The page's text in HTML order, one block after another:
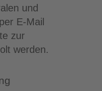
und
E-Mail
zur
werden.